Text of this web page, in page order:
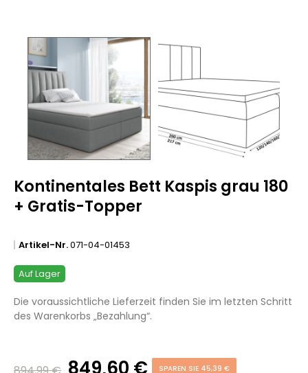
Kontinentales Bett Kaspis grau 180
+ Gratis-Topper
Artikel-Nr.071-04-01453
Auf Lager
Die voraussichtliche Lieferzeit finden Sie im letzten Schritt
des Warenkorbs „Bezahlung“.
SPAREN SIE 45,39 €